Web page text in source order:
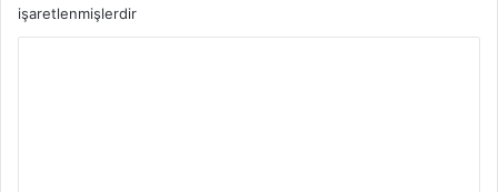
işaretlenmişlerdir